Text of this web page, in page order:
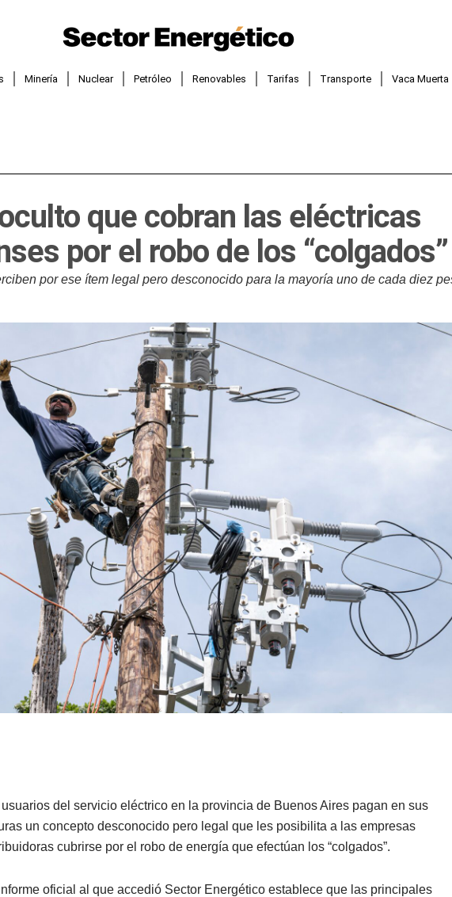
Minería Nuclear Petróleo Renovables Tarifas Transporte Vaca Muerta
que cobran las eléctricas
por el robo de los “colgados”
por ese ítem legal pero desconocido para la mayoría uno de cada diez
del servicio eléctrico en la provincia de Buenos Aires pagan en sus
un concepto desconocido pero legal que les posibilita a las empresas
cubrirse por el robo de energía que efectúan los “colgados”.
oficial al que accedió Sector Energético establece que las principales